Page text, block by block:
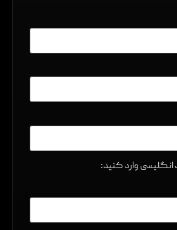
انگلیسی وارد کنید: